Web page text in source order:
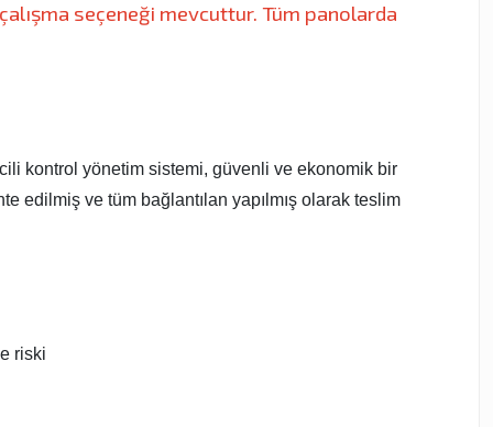
seçeneği mevcuttur. Tüm panolarda
kontrol yönetim sistemi, güvenli ve ekonomik bir
edilmiş ve tüm bağlantılan yapılmış olarak teslim
riski